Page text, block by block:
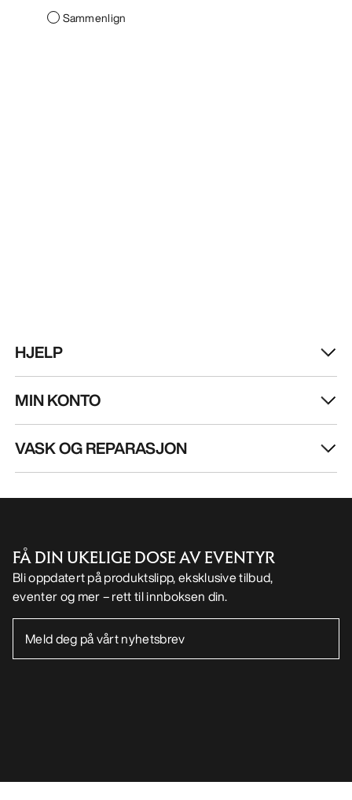
Sammenlign
HJELP
MIN KONTO
VASK OG REPARASJON
FÅ DIN UKELIGE DOSE AV EVENTYR
Bli oppdatert på produktslipp, eksklusive tilbud,
eventer og mer – rett til innboksen din.